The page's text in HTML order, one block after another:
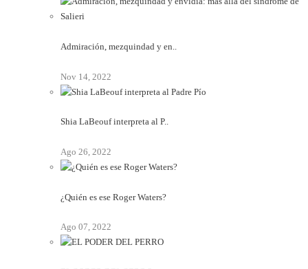
Admiración, mezquindad y en..
Nov 14, 2022
Shia LaBeouf interpreta al P..
Ago 26, 2022
¿Quién es ese Roger Waters?
Ago 07, 2022